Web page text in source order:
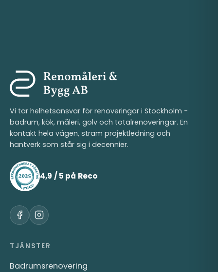
Vi tar helhetsansvar för renoveringar i Stockholm -
badrum, kök, måleri, golv och totalrenoveringar. En
kontakt hela vägen, stram projektledning och
hantverk som står sig i decennier.
4,9 / 5 på Reco
TJÄNSTER
Badrumsrenovering